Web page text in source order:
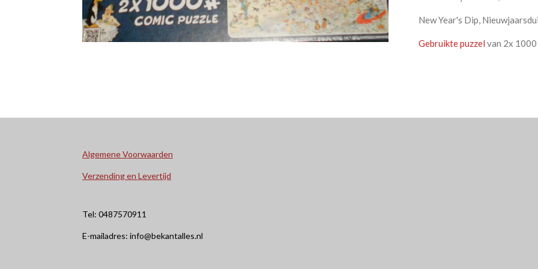
New Year's Dip,
Gebruikte puzzel van 2x
Algemene Voorwaarden
Verzending en Levertijd
Tel: 0487570911
E-mailadres: info@bekantalles.nl